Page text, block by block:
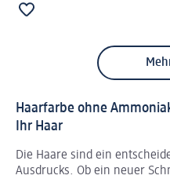
Haarfarbe ohne
Ihr Haar
Die Haare sind ein
Ausdrucks. Ob ein neuer